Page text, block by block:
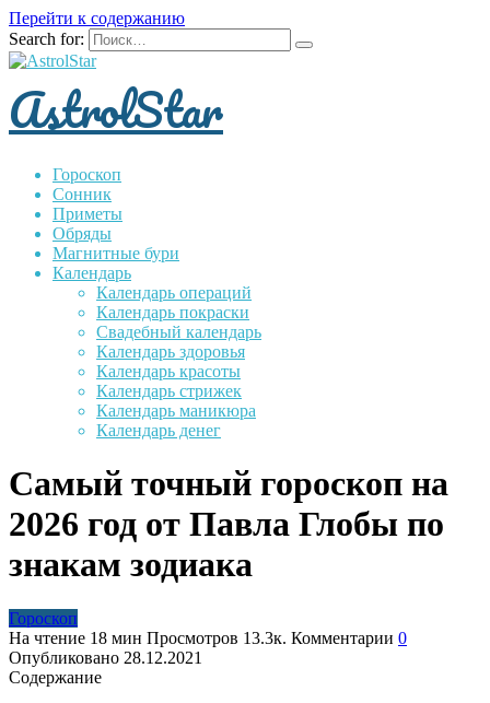
Перейти к содержанию
Search for:
AstrolStar
Гороскоп
Сонник
Приметы
Обряды
Магнитные бури
Календарь
Календарь операций
Календарь покраски
Свадебный календарь
Календарь здоровья
Календарь красоты
Календарь стрижек
Календарь маникюра
Календарь денег
Самый точный гороскоп на
2026 год от Павла Глобы по
знакам зодиака
Гороскоп
На чтение 18 мин Просмотров 13.3к. Комментарии 0
Опубликовано 28.12.2021
Содержание